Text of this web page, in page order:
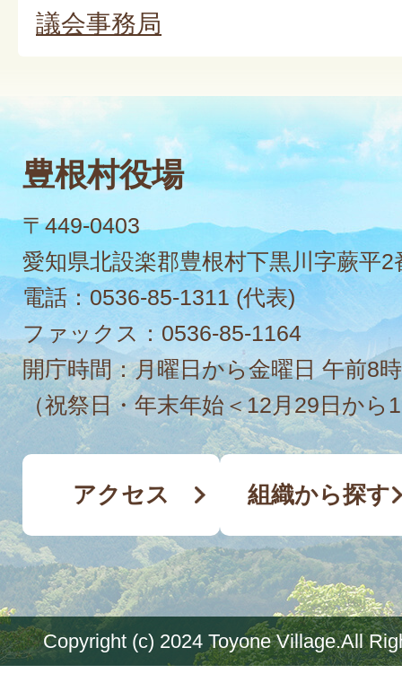
議会事務局
豊根村役場
〒449-0403
愛知県北設楽郡豊根村下黒川字蕨平2
電話：0536-85-1311(代表)
ファックス： 0536-85-1164
開庁時間：月曜日から金曜日 午前8
（祝祭日・年末年始＜12月29日から
アクセス 組織から探す
Copyright (c) 2024 Toyone Village.All